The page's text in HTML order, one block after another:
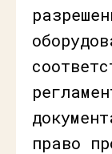
право